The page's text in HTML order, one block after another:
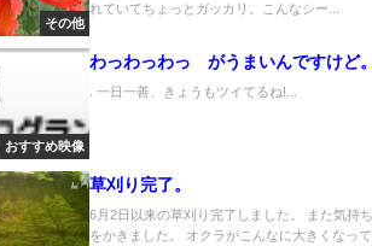
その他
れていてちょっとガッカリ。こんなシー...
おすすめ映像
わっわっわっ がうまいんですけど
. 一日一善、きょうもツイてるね!...
草刈り完了。
6月2日以来の草刈り完了しました。 また気持
をかきました。 オクラがこんなに大きくなっ